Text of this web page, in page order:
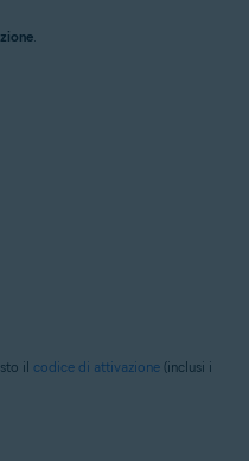
.
il codice di attivazione (inclusi i